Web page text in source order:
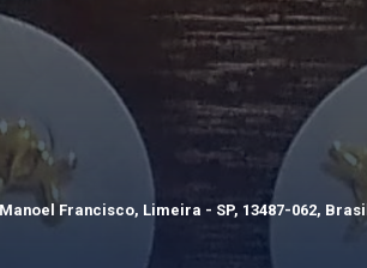
Francisco, Limeira - SP, 13487-062, Brasil